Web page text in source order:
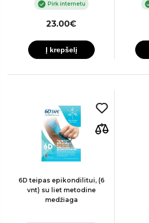
Pirk internetu
23.00€
Į krepšelį
6D teipas epikondilitui, (6
vnt) su liet metodine
medžiaga